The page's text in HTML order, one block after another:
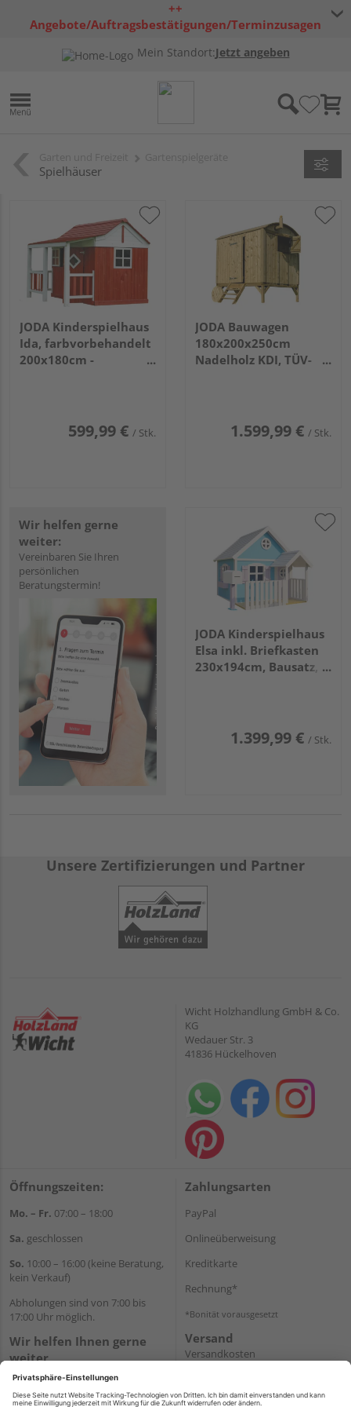
++
Angebote/Auftragsbestätigungen/Terminzusagen
Mein Standort:Jetzt angeben
Spielhäuser
JODA Kinderspielhaus
Ida, farbvorbehandelt
200x180cm -
599,99 € / Stk.
JODA Bauwagen
180x200x250cm
Nadelholz KDI, TÜV-
1.599,99 € / Stk.
Wir helfen gerne
weiter:
Vereinbaren Sie Ihren
persönlichen
Beratungstermin!
JODA Kinderspielhaus
Elsa inkl. Briefkasten
230x194cm, Bausatz,
1.399,99 € / Stk.
Unsere Zertifizierungen und Partner
Wicht Holzhandlung GmbH & Co.
KG
Wedauer Str. 3
41836 Hückelhoven
Öffnungszeiten:
Mo. – Fr. 07:00 – 18:00
Sa. geschlossen
So. 10:00 – 16:00 (keine Beratung,
kein Verkauf)
Abholungen sind von 7:00 bis
17:00 Uhr möglich.
Wir helfen Ihnen gerne
weiter
Tel.:+49 2462 99099
Zahlungsarten
PayPal
Onlineüberweisung
Kreditkarte
Rechnung*
*Bonität vorausgesetzt
Versand
Versandkosten